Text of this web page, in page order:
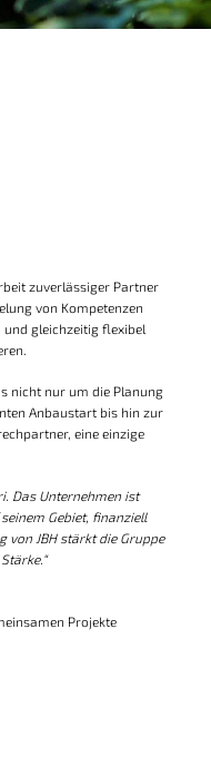
zuverlässiger Partner
von Kompetenzen
gleichzeitig flexibel
nicht nur um die Planung
Anbaustart bis hin zur
eine einzige
Das Unternehmen ist
Gebiet, finanziell
von JBH stärkt die Gruppe
Projekte